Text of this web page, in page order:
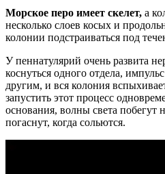
Морское перо имеет скелет, а
несколько слоев косых и
колонии подстраиваться под
У пеннатулярий очень развита
коснуться одного отдела,
другим, и вся колония
запустить этот процесс
основания, волны света побегут
погаснут, когда сольются.